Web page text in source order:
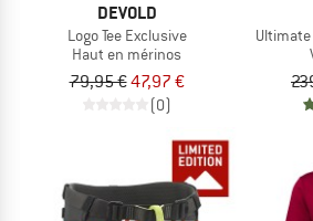
DEVOLD
Logo Tee Exclusive
Haut en mérinos
79,95 €47,97 €
(0)